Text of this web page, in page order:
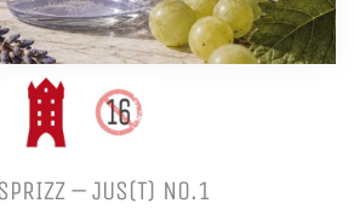
– JUS(T) NO.1